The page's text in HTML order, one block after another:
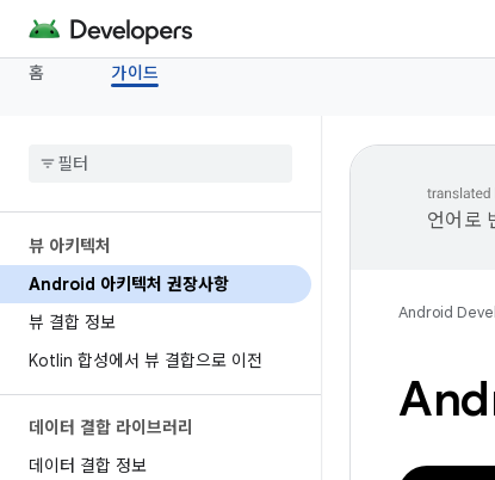
홈 가이드
뷰 아키텍처
Android 아키텍처 권장사항
뷰 결합 정보
Kotlin 합성에서 뷰 결합으로 이전
데이터 결합 라이브러리
데이터 결합 정보
언어로
Android